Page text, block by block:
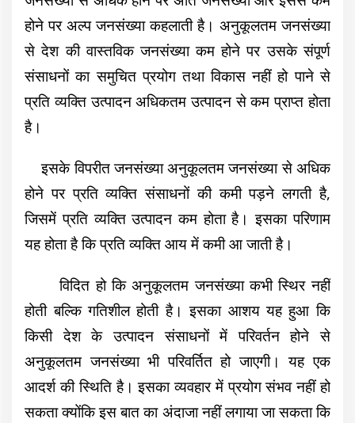
होने पर अल्प जनसंख्या कहलाती है। अनुकूलतम जनसंख्या
से देश की वास्तविक जनसंख्या कम होने पर उसके संपूर्ण
संसाधनों का समुचित प्रयोग तथा विकास नहीं हो पाने से
प्रति व्यक्ति उत्पादन अधिकतम उत्पादन से कम प्राप्त होता
है।
इसके विपरीत जनसंख्या अनुकूलतम जनसंख्या से अधिक
होने पर प्रति व्यक्ति संसाधनों की कमी पड़ने लगती है,
जिसमें प्रति व्यक्ति उत्पादन कम होता है। इसका परिणाम
यह होता है कि प्रति व्यक्ति आय में कमी आ जाती है।
विदित हो कि अनुकूलतम जनसंख्या कभी स्थिर नहीं
होती बल्कि गतिशील होती है। इसका आशय यह हुआ कि
किसी देश के उत्पादन संसाधनों में परिवर्तन होने से
अनुकूलतम जनसंख्या भी परिवर्तित हो जाएगी। यह एक
आदर्श की स्थिति है। इसका व्यवहार में प्रयोग संभव नहीं हो
सकता क्योंकि इस बात का अंदाजा नहीं लगाया जा सकता कि